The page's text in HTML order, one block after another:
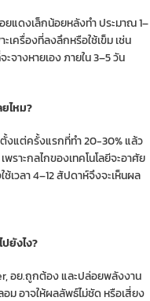
แดงเล็กน้อยหลังทำ ประมาณ 1–
เครื่องที่ลงลึกหรือใช้เข็ม เช่น
จางหายเอง ภายใน 3–5 วัน
ไหม?
งแต่ครั้งแรกที่ทำ 20-30% แล้ว
ราะกลไกของเทคโนโลยีจะอาศัย
เวลา 4–12 สัปดาห์จึงจะเห็นผล
ยังไง?
อย.ถูกต้อง และปล่อยพลังงาน
ม อาจให้ผลลัพธ์ไม่ชัด หรือเสี่ยง